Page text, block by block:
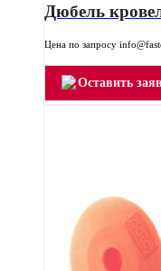
Дюбель
Цена по запросу
Оставить